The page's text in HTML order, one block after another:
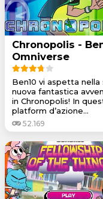
Chronopolis -
Omniverse
Ben10 vi aspetta nella
nuova fantastica
in Chronopolis! In
platform d’azione...
52.169